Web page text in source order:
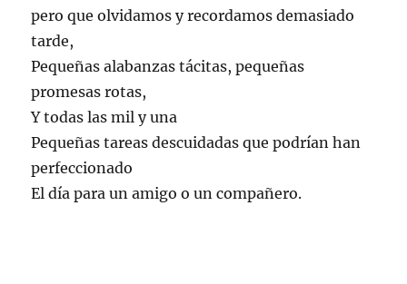
pero que olvidamos y recordamos demasiado
tarde,
Pequeñas alabanzas tácitas, pequeñas
promesas rotas,
Y todas las mil y una
Pequeñas tareas descuidadas que podrían han
perfeccionado
El día para un amigo o un compañero.